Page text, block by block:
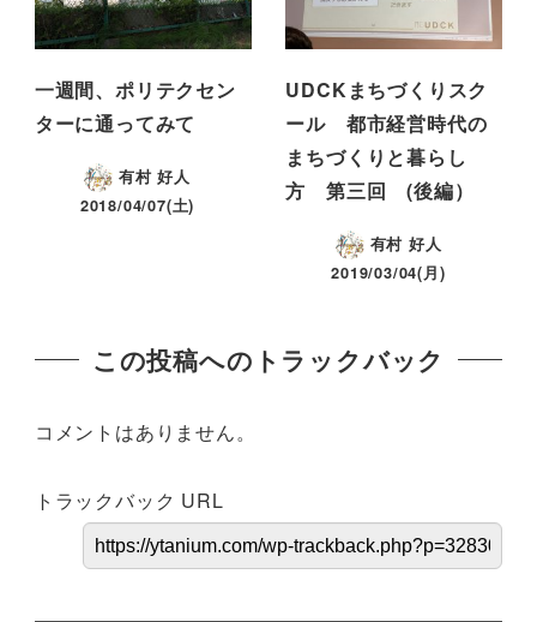
一週間、ポリテクセン
ターに通ってみて
有村 好人
2018/04/07(土)
UDCKまちづくりスク
ール 都市経営時代の
まちづくりと暮らし
方 第三回 (後編）
有村 好人
2019/03/04(月)
この投稿へのトラックバック
コメントはありません。
トラックバック URL